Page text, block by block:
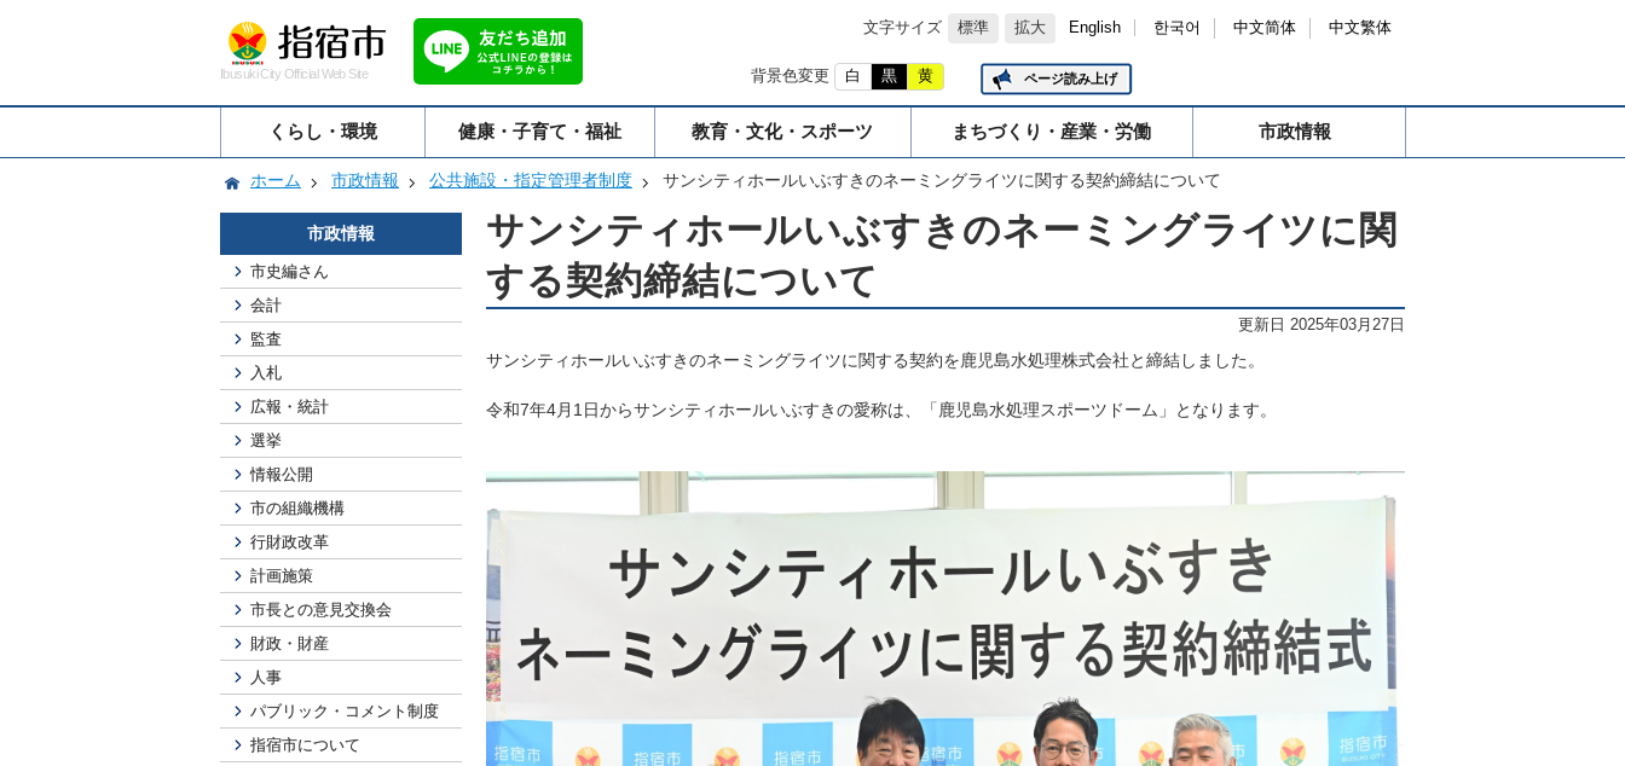
文字サイズ 標準 拡大 English 한국어 中文简体 中文繁体
Ibusuki City Official Web Site 背景色変更 白 黒 黄 ページ読み上げ
くらし・環境 健康・子育て・福祉 教育・文化・スポーツ まちづくり・産業・労働 市政情報
ホーム 市政情報 公共施設・指定管理者制度 サンシティホールいぶすきのネーミングライツに関する契約締結について
市政情報
市史編さん
会計
監査
入札
広報・統計
選挙
情報公開
市の組織機構
行財政改革
計画施策
市長との意見交換会
財政・財産
人事
パブリック・コメント制度
指宿市について
サンシティホールいぶすきのネーミングライツに関
する契約締結について
更新日 2025年03月27日
サンシティホールいぶすきのネーミングライツに関する契約を鹿児島水処理株式会社と締結しました。
令和7年4月1日からサンシティホールいぶすきの愛称は、「鹿児島水処理スポーツドーム」となります。